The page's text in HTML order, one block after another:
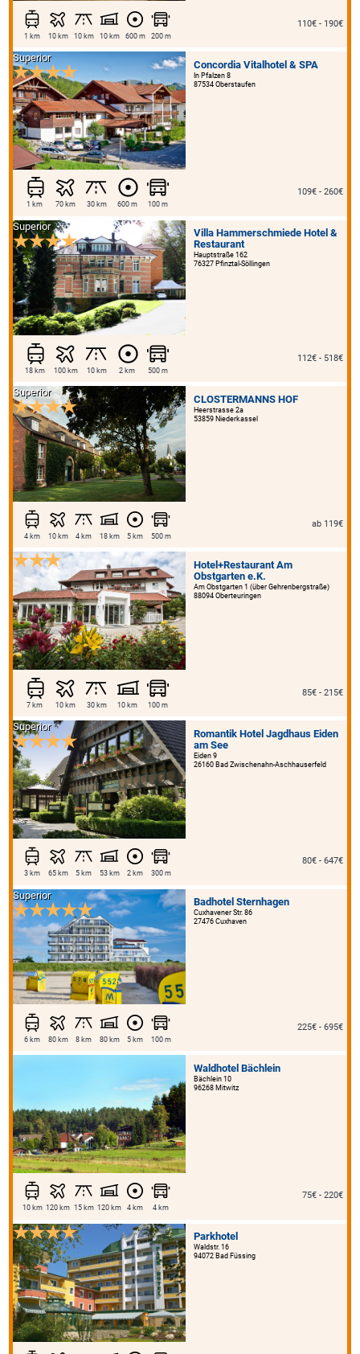
1 km 10 km 10 km 10 km 600 m 200 m
110€ - 190€
Concordia Vitalhotel & SPA
In Pfalzen 8
87534 Oberstaufen
Superior
1 km 70 km 30 km 600 m 100 m
109€ - 260€
Villa Hammerschmiede Hotel &
Restaurant
Hauptstraße 162
76327 Pfinztal-Söllingen
Superior
18 km 100 km 10 km 2 km 500 m
112€ - 518€
CLOSTERMANNS HOF
Heerstrasse 2a
53859 Niederkassel
Superior
4 km 10 km 4 km 18 km 5 km 500 m
ab 119€
Hotel+Restaurant Am
Obstgarten e.K.
Am Obstgarten 1 (über Gehrenbergstraße)
88094 Oberteuringen
7 km 10 km 30 km 10 km 100 m
85€ - 215€
Romantik Hotel Jagdhaus Eiden
am See
Eiden 9
26160 Bad Zwischenahn-Aschhauserfeld
Superior
3 km 65 km 5 km 53 km 2 km 300 m
80€ - 647€
Badhotel Sternhagen
Cuxhavener Str. 86
27476 Cuxhaven
Superior
6 km 80 km 8 km 80 km 5 km 100 m
225€ - 695€
Waldhotel Bächlein
Bächlein 10
96268 Mitwitz
10 km 120 km 15 km 120 km 4 km 4 km
75€ - 220€
Parkhotel
Waldstr. 16
94072 Bad Füssing